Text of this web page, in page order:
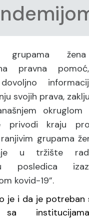
grupama
pravna
svojih prava,
okruglom
privodi kraju
grupama
u tržište
posledica
kovid-19”.
je i da je potreban
sa